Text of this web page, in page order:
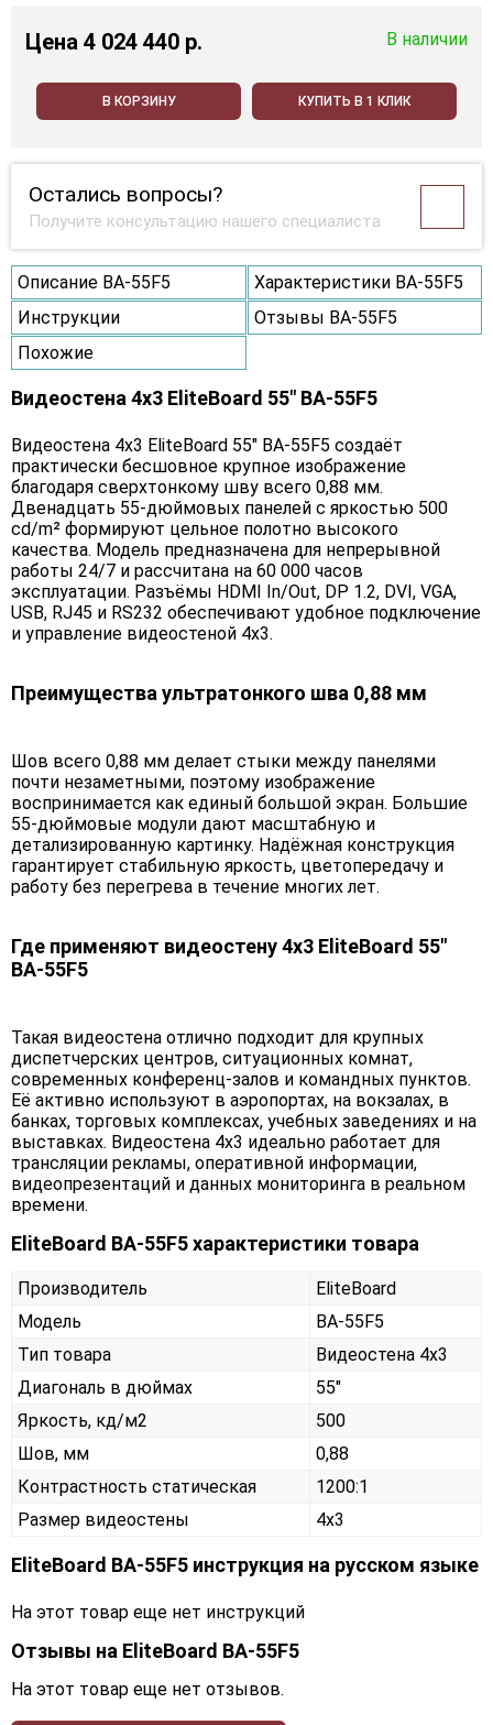
Цена 4 024 440 p. В наличии
В КОРЗИНУ КУПИТЬ В 1 КЛИК
Остались вопросы?
Получите консультацию нашего специалиста
Описание BA-55F5
Характеристики BA-55F5
Инструкции
Отзывы BA-55F5
Похожие
Видеостена 4x3 EliteBoard 55" BA-55F5
Видеостена 4х3 EliteBoard 55" BA-55F5 создаёт
практически бесшовное крупное изображение
благодаря сверхтонкому шву всего 0,88 мм.
Двенадцать 55-дюймовых панелей с яркостью 500
cd/m² формируют цельное полотно высокого
качества. Модель предназначена для непрерывной
работы 24/7 и рассчитана на 60 000 часов
эксплуатации. Разъёмы HDMI In/Out, DP 1.2, DVI, VGA,
USB, RJ45 и RS232 обеспечивают удобное подключение
и управление видеостеной 4х3.
Преимущества ультратонкого шва 0,88 мм
Шов всего 0,88 мм делает стыки между панелями
почти незаметными, поэтому изображение
воспринимается как единый большой экран. Большие
55-дюймовые модули дают масштабную и
детализированную картинку. Надёжная конструкция
гарантирует стабильную яркость, цветопередачу и
работу без перегрева в течение многих лет.
Где применяют видеостену 4х3 EliteBoard 55"
BA-55F5
Такая видеостена отлично подходит для крупных
диспетчерских центров, ситуационных комнат,
современных конференц-залов и командных пунктов.
Её активно используют в аэропортах, на вокзалах, в
банках, торговых комплексах, учебных заведениях и на
выставках. Видеостена 4х3 идеально работает для
трансляции рекламы, оперативной информации,
видеопрезентаций и данных мониторинга в реальном
времени.
EliteBoard BA-55F5 характеристики товара
Производитель
EliteBoard
Модель
BA-55F5
Тип товара
Видеостена 4х3
Диагональ в дюймах
55"
Яркость, кд/м2
500
Шов, мм
0,88
Контрастность статическая
1200:1
Размер видеостены
4x3
EliteBoard BA-55F5 инструкция на русском языке
На этот товар еще нет инструкций
Отзывы на EliteBoard BA-55F5
На этот товар еще нет отзывов.